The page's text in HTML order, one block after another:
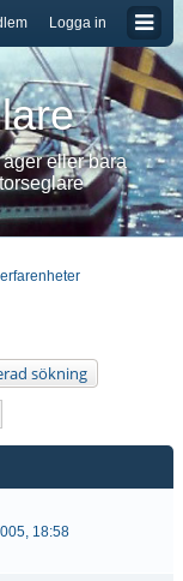
Logga in
äger eller bara
sökning
18:58